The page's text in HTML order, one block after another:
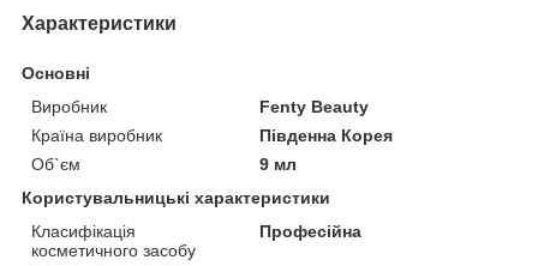
Характеристики
Основні
Виробник
Fenty Beauty
Країна виробник
Південна Корея
Об`єм
9 мл
Користувальницькі характеристики
Класифікація
косметичного засобу
Професійна